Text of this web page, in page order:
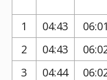
1
04:43 06:01
2
04:43
3
04:44